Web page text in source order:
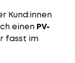
Kund:innen
einen PV-
fasst im